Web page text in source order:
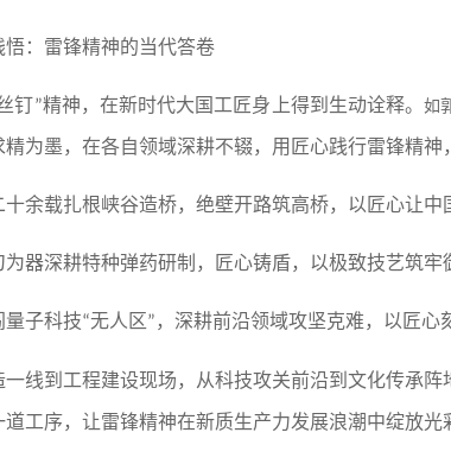
悟：雷锋精神的当代答卷
钉”精神，在新时代大国工匠身上得到生动诠释。如
为墨，在各自领域深耕不辍，用匠心践行雷锋精神
余载扎根峡谷造桥，绝壁开路筑高桥，以匠心让中
为器深耕特种弹药研制，匠心铸盾，以极致技艺筑牢
量子科技“无人区” ，深耕前沿领域攻坚克难，以匠心
一线到工程建设现场，从科技攻关前沿到文化传承阵
工序，让雷锋精神在新质生产力发展浪潮中绽放光